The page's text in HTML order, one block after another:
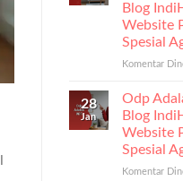
Blog
Website
Spesial
Komentar
28
Jan
Odp
Blog
Website
Spesial
Komentar